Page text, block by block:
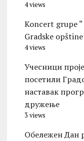
4 views
Koncert grupe “
Gradske
4 views
Учесници
посетили
наставак
дружење
3 views
Обележен Дан